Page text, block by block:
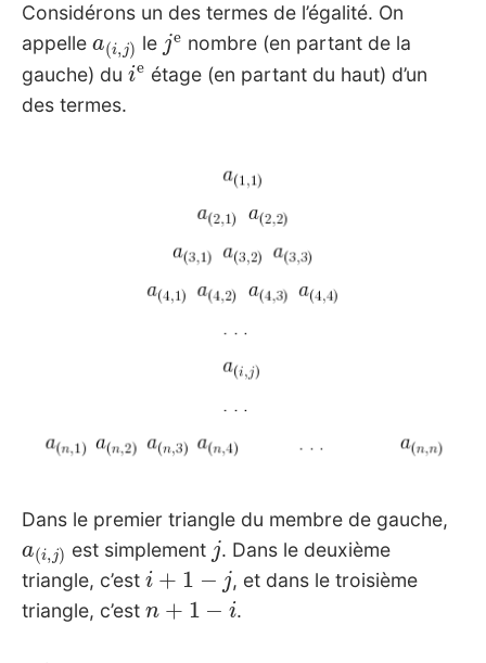
Considérons un des termes de l’égalité. On
appelle
a (i,j)
le
e
nombre (en partant de la
gauche) du
ie
étage (en partant du haut) d’un
des termes.
Dans le premier triangle du membre de gauche,
a(i,j)
est simplement
j
. Dans le deuxième
triangle, c’est
i+1−j
, et dans le troisième
triangle, c’est
n + 1−
.